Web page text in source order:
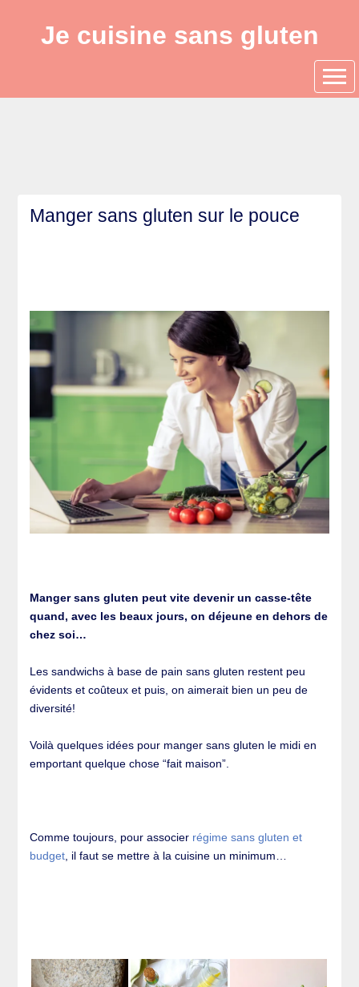
Je cuisine sans gluten
Manger sans gluten sur le pouce
Manger sans gluten peut vite devenir un casse-tête
quand, avec les beaux jours, on déjeune en dehors de
chez soi…
Les sandwichs à base de pain sans gluten restent peu
évidents et coûteux et puis, on aimerait bien un peu de
diversité!
Voilà quelques idées pour manger sans gluten le midi en
emportant quelque chose “fait maison”.
Comme toujours, pour associer régime sans gluten et
budget, il faut se mettre à la cuisine un minimum…